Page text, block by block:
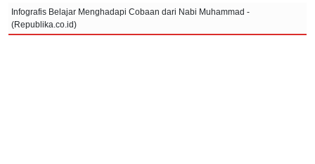
Infografis Belajar Menghadapi Cobaan dari Nabi Muhammad -
(Republika.co.id)